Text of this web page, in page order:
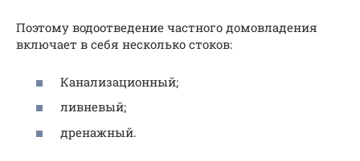
Поэтому водоотведение частного домовладения
включает в себя несколько стоков:
Канализационный;
ливневый;
дренажный.